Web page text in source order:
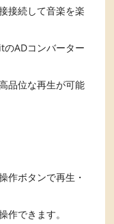
接続して音楽を楽
ADコンバーター
品位な再生が可能
作ボタンで再生・
作できます。